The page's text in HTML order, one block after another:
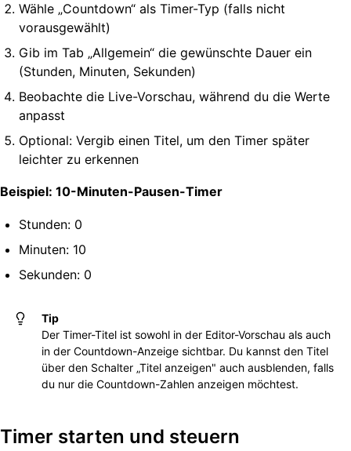
Wähle „Countdown“ als Timer-Typ (falls nicht
vorausgewählt)
Gib im Tab „Allgemein“ die gewünschte Dauer ein
(Stunden, Minuten, Sekunden)
Beobachte die Live-Vorschau, während du die Werte
anpasst
Optional: Vergib einen Titel, um den Timer später
leichter zu erkennen
Beispiel: 10-Minuten-Pausen-Timer
Stunden: 0
Minuten: 10
Sekunden: 0
Tip
Der Timer-Titel ist sowohl in der Editor-Vorschau als auch
in der Countdown-Anzeige sichtbar. Du kannst den Titel
über den Schalter „Titel anzeigen" auch ausblenden, falls
du nur die Countdown-Zahlen anzeigen möchtest.
Timer starten und steuern